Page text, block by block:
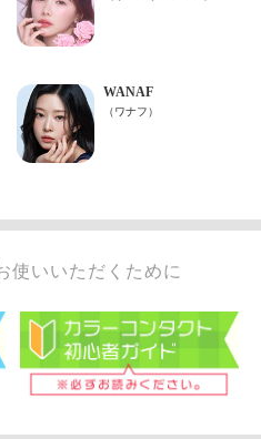
使いいただくために